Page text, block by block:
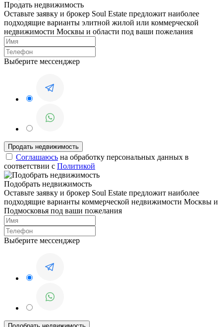
Продать недвижимость
Оставьте заявку и брокер Soul Estate предложит наиболее
подходящие варианты элитной жилой или коммерческой
недвижимости Москвы и области под ваши пожелания
Выберите мессенджер
Соглашаюсь на обработку персональных данных в
соответствии с Политикой
Подобрать недвижимость
Оставьте заявку и брокер Soul Estate предложит наиболее
подходящие варианты коммерческой недвижимости Москвы и
Подмосковья под ваши пожелания
Выберите мессенджер